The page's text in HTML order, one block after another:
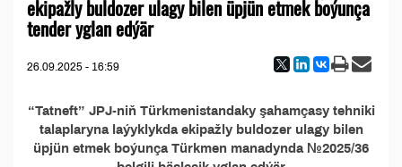
ekipažly buldozer ulagy bilen üpjün etmek boýunça
tender yglan edýär
26.09.2025 - 16:59
“Tatneft” JPJ-niň Türkmenistandaky şahamçasy tehniki
talaplaryna laýyklykda ekipažly buldozer ulagy bilen
üpjün etmek boýunça Türkmen manadynda №2025/36